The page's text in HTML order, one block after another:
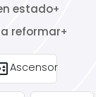
estado+
reformar+
Ascensor